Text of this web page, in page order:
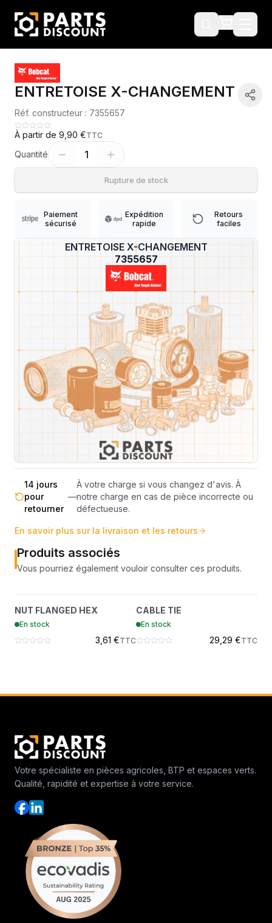
?
ENTRETOISE X-CHANGEMENT
7355657
ENTRETOISE X-CHANGEMENT
Réf. constructeur : 7355657
À partir de 9,90 €TTC
Quantité 1
Rupture de stock
Paiement
sécurisé
Expédition
rapide
Retours
faciles
Machines compatibles
Expédition et Retours
sous 48-
72h
—
Sous réserve de disponibilité des stocks.
Livraison estimée 24h/48h par les
transporteurs.
France
métropolitaine
Livraison exclusivement en France
métropolitaine (hors Corse et DOM-
TOM).
totale
Pas de surprise : le coût exact est
calculé selon le poids et le volume de
votre commande avant paiement.
14 jours
pour
retourner
—
À votre charge si vous changez d'avis. À
notre charge en cas de pièce incorrecte ou
défectueuse.
En savoir plus sur la livraison et les retours
Produits associés
Vous pourriez également vouloir consulter ces produits.
?
43DM10
NUT FLANGED HEX
En stock
3,61 €TTC
6624289
CABLE TIE
En stock
29,29 €TTC
Votre spécialiste en pièces agricoles, BTP et espaces verts.
Qualité, rapidité et expertise à votre service.